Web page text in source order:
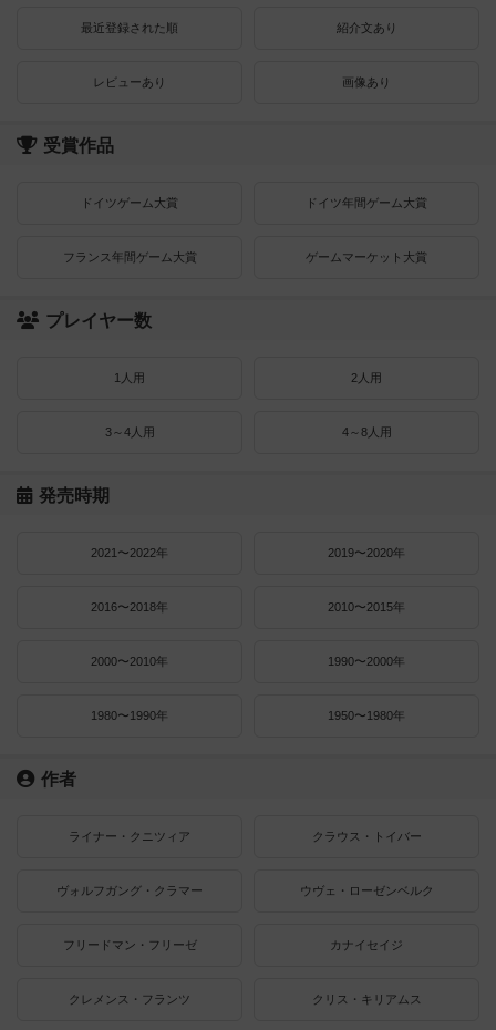
最近登録された順 紹介文あり
レビューあり 画像あり
受賞作品
ドイツゲーム大賞 ドイツ年間ゲーム大賞
フランス年間ゲーム大賞 ゲームマーケット大賞
プレイヤー数
1人用 2人用
3～4人用 4～8人用
発売時期
2021〜2022年 2019〜2020年
2016〜2018年 2010〜2015年
2000〜2010年 1990〜2000年
1980〜1990年 1950〜1980年
作者
ライナー・クニツィア クラウス・トイバー
ヴォルフガング・クラマー ウヴェ・ローゼンベルク
フリードマン・フリーゼ カナイセイジ
クレメンス・フランツ クリス・キリアムス